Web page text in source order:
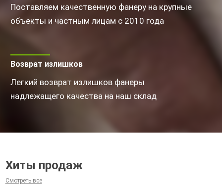
Поставляем качественную фанеру на крупные
объекты и частным лицам с 2010 года
Возврат излишков
Легкий возврат излишков фанеры
надлежащего качества на наш склад
Хиты продаж
Смотреть все